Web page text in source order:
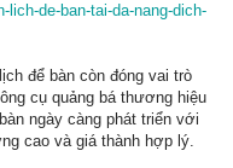
de-ban-tai-da-nang-dich-
để bàn còn đóng vai trò
cụ quảng bá thương hiệu
ngày càng phát triển với
cao và giá thành hợp lý.